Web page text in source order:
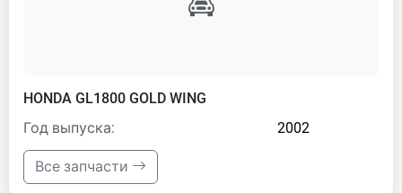
HONDA GL1800 GOLD WING
Год выпуска:
2002
Все запчасти